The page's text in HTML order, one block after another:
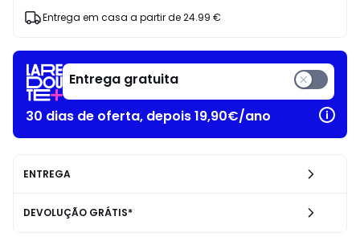
Entrega em casa a partir de24.99 €
Entrega gratuita
30 dias de oferta, depois 19,90€/ano
ENTREGA
DEVOLUÇÃO GRÁTIS*